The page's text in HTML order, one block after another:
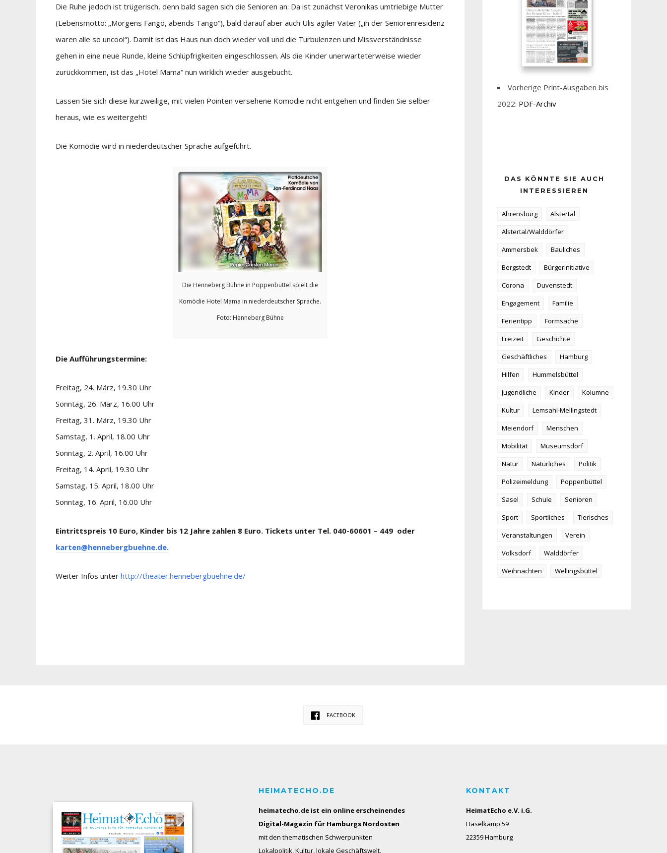
Die Ruhe jedoch ist trügerisch, denn bald sagen sich die Senioren an: Da ist zunächst Veronikas umtriebige Mutter
(Lebensmotto: „Morgens Fango, abends Tango“), bald darauf aber auch Ulis agiler Vater („in der Seniorenresidenz
waren alle so uncool“). Damit ist das Haus nun doch wieder voll und die Turbulenzen und Missverständnisse
gehen in eine neue Runde, kleine Schlüpfrigkeiten eingeschlossen. Als die Kinder unerwarteterweise wieder
zurückkommen, ist das „Hotel Mama“ nun wirklich wieder ausgebucht.
Lassen Sie sich diese kurzweilige, mit vielen Pointen versehene Komödie nicht entgehen und finden Sie selber
heraus, wie es weitergeht!
Die Komödie wird in niederdeutscher Sprache aufgeführt.
Die Henneberg Bühne in Poppenbüttel spielt die
Komödie Hotel Mama in niederdeutscher Sprache.
Foto: Henneberg Bühne
Die Aufführungstermine:
Freitag, 24. März, 19.30 Uhr
Sonntag, 26. März, 16.00 Uhr
Freitag, 31. März, 19.30 Uhr
Samstag, 1. April, 18.00 Uhr
Sonntag, 2. April, 16.00 Uhr
Freitag, 14. April, 19.30 Uhr
Samstag, 15. April, 18.00 Uhr
Sonntag, 16. April, 16.00 Uhr
Eintrittspreis 10 Euro, Kinder bis 12 Jahre zahlen 8 Euro. Tickets unter Tel. 040-60601 – 449 oder
karten@hennebergbuehne.de.
Weiter Infos unter http://theater.hennebergbuehne.de/
Vorherige Print-Ausgaben bis
2022: PDF-Archiv
DAS KÖNNTE SIE AUCH
INTERESSIEREN
Ahrensburg
Alstertal
Alstertal/Walddörfer
Ammersbek
Bauliches
Bergstedt
Bürgerinitiative
Corona
Duvenstedt
Engagement
Familie
Ferientipp
Formsache
Freizeit
Geschichte
Geschäftliches
Hamburg
Hilfen
Hummelsbüttel
Jugendliche
Kinder
Kolumne
Kultur
Lemsahl-Mellingstedt
Meiendorf
Menschen
Mobilität
Museumsdorf
Natur
Natürliches
Politik
Polizeimeldung
Poppenbüttel
Sasel
Schule
Senioren
Sport
Sportliches
Tierisches
Veranstaltungen
Verein
Volksdorf
Walddörfer
Weihnachten
Wellingsbüttel
FACEBOOK
HEIMATECHO.DE
heimatecho.de ist ein online erscheinendes
Digital-Magazin für Hamburgs Nordosten
mit den thematischen Schwerpunkten
Lokalpolitik, Kultur, lokale Geschäftswelt,
KONTAKT
HeimatEcho e.V. i.G.
Haselkamp 59
22359 Hamburg